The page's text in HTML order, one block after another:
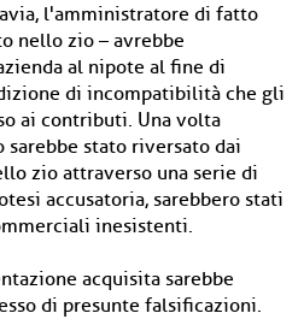
l'amministratore di fatto
nello zio – avrebbe
al nipote al fine di
di incompatibilità che gli
ai contributi. Una volta
stato riversato dai
zio attraverso una serie di
accusatoria, sarebbero stati
inesistenti.
acquisita sarebbe
di presunte falsificazioni.